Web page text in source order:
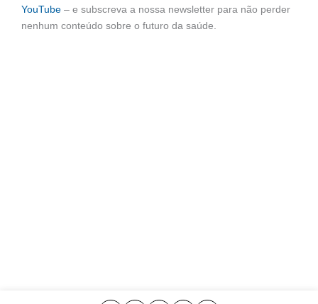
YouTube– e subscreva a nossa newsletter para não perder
nenhum conteúdo sobre o futuro da saúde.